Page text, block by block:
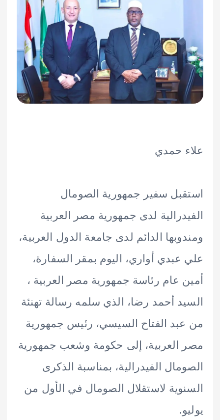
حمدي
سفير جمهورية الصومال
لدى جمهورية مصر العربية
الدائم لدى جامعة الدول العربية،
أواري، اليوم بمقر السفارة،
عام رئاسة جمهورية مصر العربية ،
أحمد رضا، الذي سلمه رسالة تهنئة
الفتاح السيسي، رئيس جمهورية
العربية، إلى حكومة وشعب جمهورية
الفيدرالية، بمناسبة الذكرى
لاستقلال الصومال في الأول من